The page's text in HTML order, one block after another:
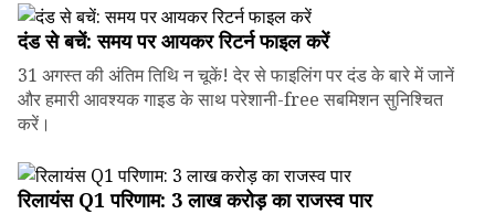
दंड से बचें: समय पर आयकर रिटर्न फाइल करें
31 अगस्त की अंतिम तिथि न चूकें! देर से फाइलिंग पर दंड के बारे में जानें
और हमारी आवश्यक गाइड के साथ परेशानी-free सबमिशन सुनिश्चित
करें।
रिलायंस Q1 परिणाम: ₹3 लाख करोड़ का राजस्व पार